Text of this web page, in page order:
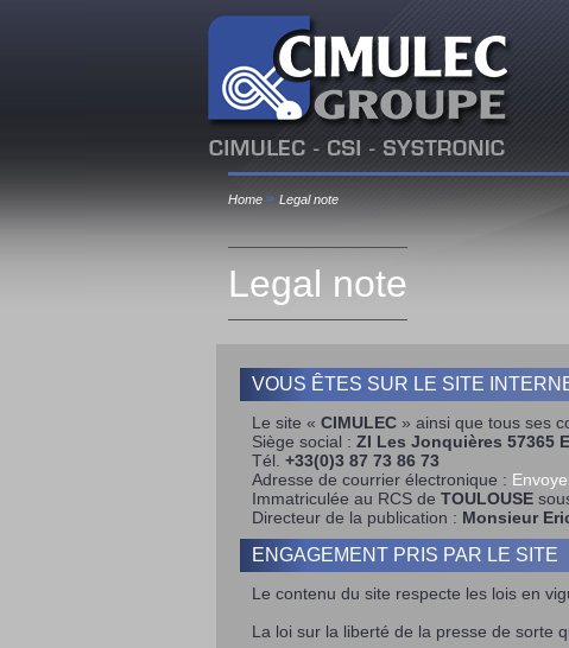
Home > Legal note
Legal note
VOUS ÊTES SUR LE SITE
Le site « CIMULEC » ainsi que tous ses
Siège social : ZI Les Jonquières 57365
Tél. +33(0)3 87 73 86 73
Adresse de courrier électronique :
Immatriculée au RCS de TOULOUSE
Directeur de la publication : Monsieur
ENGAGEMENT PRIS PAR LE SITE
Le contenu du site respecte les lois en
La loi sur la liberté de la presse de sorte